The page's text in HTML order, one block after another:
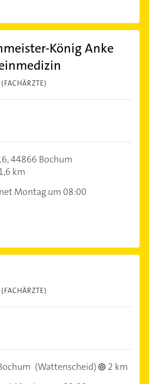
König Anke
44866 Bochum
km
Montag um 08:00
(Wattenscheid)
2 km